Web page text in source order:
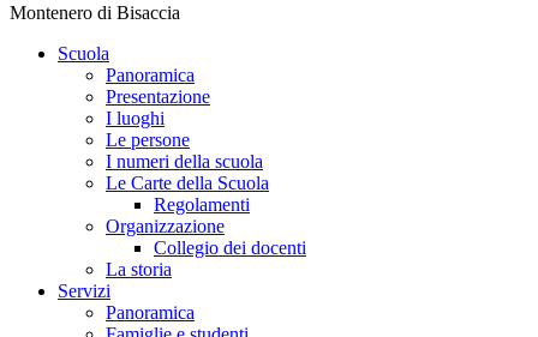
Montenero di Bisaccia
Scuola
Panoramica
Presentazione
I luoghi
Le persone
I numeri della scuola
Le Carte della Scuola
Regolamenti
Organizzazione
Collegio dei docenti
La storia
Servizi
Panoramica